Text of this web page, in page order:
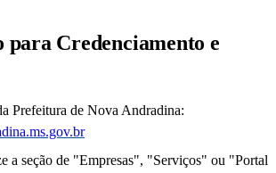
para Credenciamento e
Prefeitura de Nova Andradina:
a seção de "Empresas", "Serviços" ou "Portal